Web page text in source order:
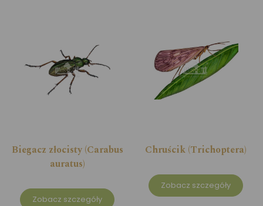
Biegacz złocisty (Carabus
auratus)
Zobacz szczegóły
Chruścik (Trichoptera)
Zobacz szczegóły